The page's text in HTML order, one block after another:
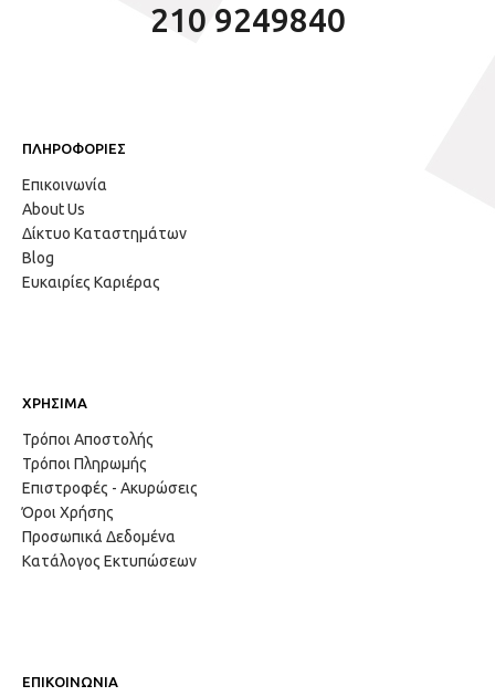
210 9249840
ΠΛΗΡΟΦΟΡΙΕΣ
Επικοινωνία
About Us
Δίκτυο Καταστημάτων
Blog
Ευκαιρίες Καριέρας
ΧΡΗΣΙΜΑ
Τρόποι Αποστολής
Τρόποι Πληρωμής
Επιστροφές - Ακυρώσεις
Όροι Χρήσης
Προσωπικά Δεδομένα
Κατάλογος Εκτυπώσεων
ΕΠΙΚΟΙΝΩΝΙΑ